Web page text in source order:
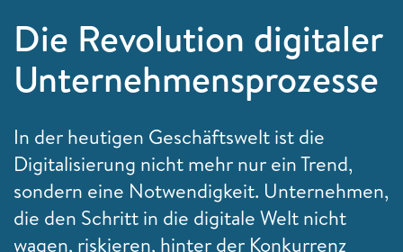
Die Revolution digitaler
Unternehmensprozesse
In der heutigen Geschäftswelt ist die
Digitalisierung nicht mehr nur ein Trend,
sondern eine Notwendigkeit. Unternehmen,
die den Schritt in die digitale Welt nicht
wagen, riskieren, hinter der Konkurrenz